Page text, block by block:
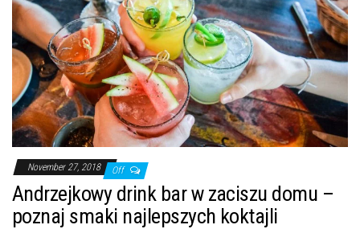
November 27, 2018 Off
Andrzejkowy drink bar w zaciszu domu –
poznaj smaki najlepszych koktajli